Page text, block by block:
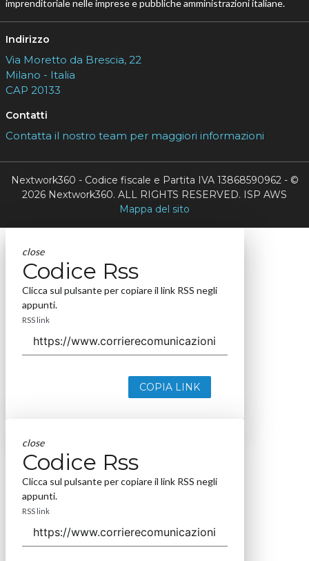
imprenditoriale nelle imprese e pubbliche amministrazioni italiane.
Indirizzo
Via Moretto da Brescia, 22
Milano - Italia
CAP 20133
Contatti
Contatta il nostro team per maggiori informazioni
Nextwork360 - Codice fiscale e Partita IVA 13868590962 - ©
2026 Nextwork360. ALL RIGHTS RESERVED. ISP AWS
Mappa del sito
close
Codice Rss
Clicca sul pulsante per copiare il link RSS negli
appunti.
RSS link
COPIA LINK
close
Codice Rss
Clicca sul pulsante per copiare il link RSS negli
appunti.
RSS link